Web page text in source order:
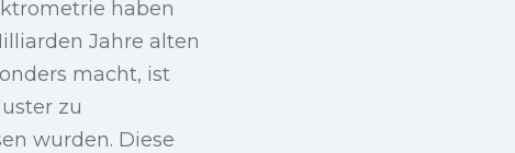
haben
Jahre alten
macht, ist
zu
wurden. Diese